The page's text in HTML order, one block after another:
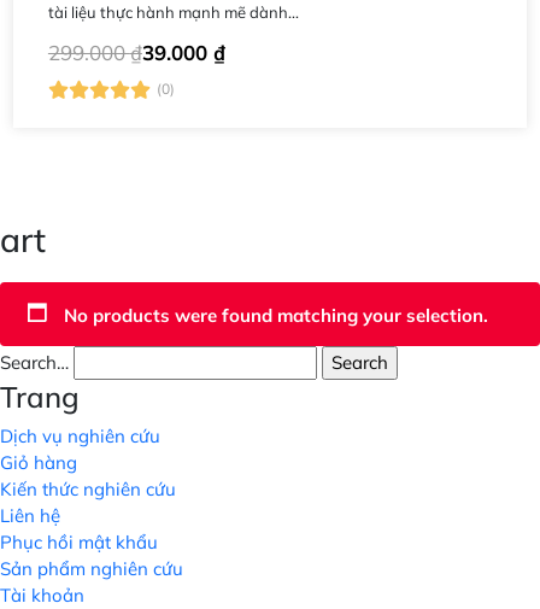
tài liệu thực hành mạnh mẽ dành...
39.000 ₫
299.000₫
(0)
art
No products were found matching your selection.
Search…
Trang
Dịch vụ nghiên cứu
Giỏ hàng
Kiến thức nghiên cứu
Liên hệ
Phục hồi mật khẩu
Sản phẩm nghiên cứu
Tài khoản